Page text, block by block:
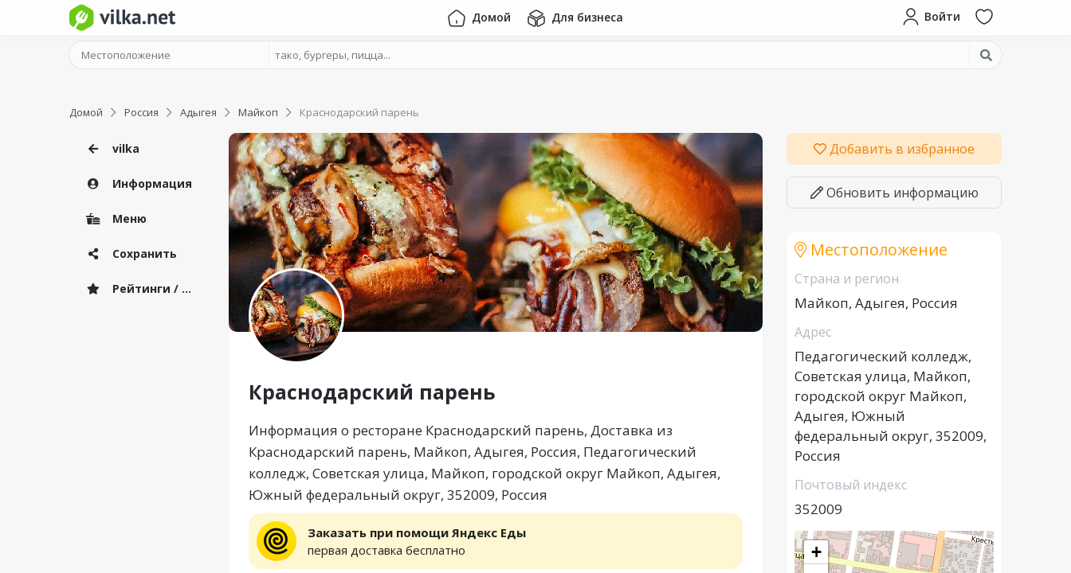
Домой Для бизнеса Войти
Домой Россия Адыгея Майкоп Краснодарский парень
vilka
Информация
Меню
Сохранить
Рейтинги / Отзывы
Краснодарский парень
Информация о ресторане Краснодарский парень, Доставка из
Краснодарский парень, Майкоп, Адыгея, Россия, Педагогический
колледж, Советская улица, Майкоп, городской округ Майкоп, Адыгея,
Южный федеральный округ, 352009, Россия
Заказать при помощи Яндекс Еды
первая доставка бесплатно
Добавить в избранное
Обновить информацию
Местоположение
Страна и регион
Майкоп, Адыгея, Россия
Адрес
Педагогический колледж,
Советская улица, Майкоп,
городской округ Майкоп,
Адыгея, Южный
федеральный округ, 352009,
Россия
Почтовый индекс
352009
+